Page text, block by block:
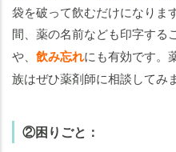
袋を破って飲むだけになりま
間、薬の名前なども印字する
や、 飲み忘れにも有効です。
族はぜひ薬剤師に相談してみ
②困りごと：